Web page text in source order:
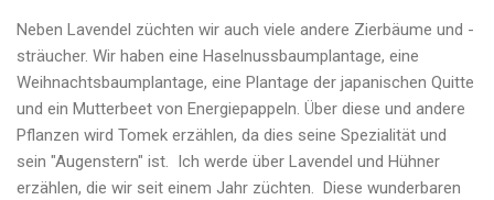
Neben Lavendel züchten wir auch viele andere Zierbäume und -
sträucher. Wir haben eine Haselnussbaumplantage, eine
Weihnachtsbaumplantage, eine Plantage der japanischen Quitte
und ein Mutterbeet von Energiepappeln. Über diese und andere
Pflanzen wird Tomek erzählen, da dies seine Spezialität und
sein "Augenstern" ist. Ich werde über Lavendel und Hühner
erzählen, die wir seit einem Jahr züchten. Diese wunderbaren